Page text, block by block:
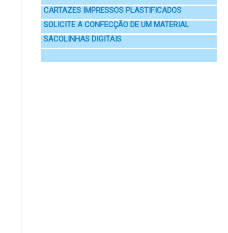
CARTAZES IMPRESSOS PLASTIFICADOS
SOLICITE A CONFECÇÃO DE UM MATERIAL
SACOLINHAS DIGITAIS